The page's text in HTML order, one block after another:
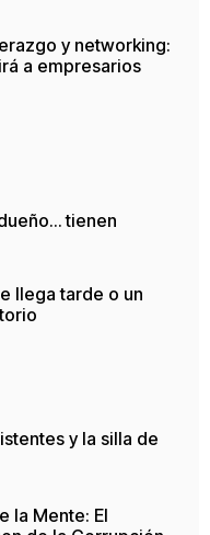
y networking:
a empresarios
tienen
llega tarde o un
y la silla de
la Mente: El